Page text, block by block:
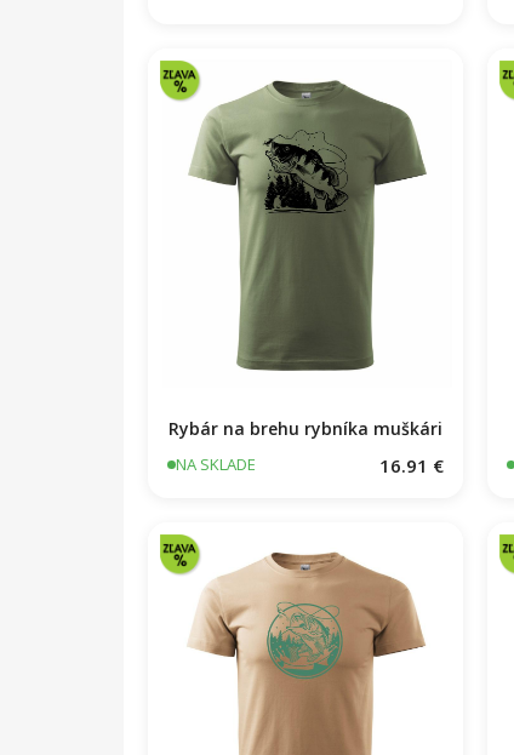
Rybár na brehu rybníka muškári
NA SKLADE 16.91 €